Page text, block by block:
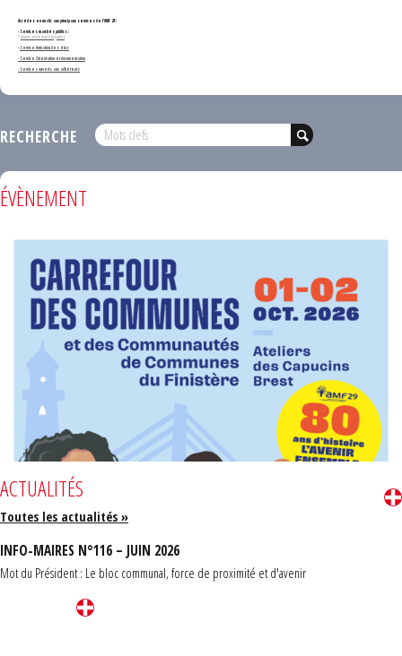
Accédez en un clic aux principaux services de l'AMF 29 :
- Services marchés publics :
*Annonces de marchés publics
-Service formation des élus
- Service Orientation et documentation
- Services ouverts aux adhérents
RECHERCHE
ÉVÈNEMENT
ACTUALITÉS
Toutes les actualités »
INFO-MAIRES N°116 – JUIN 2026
Mot du Président : Le bloc communal, force de proximité et d'avenir